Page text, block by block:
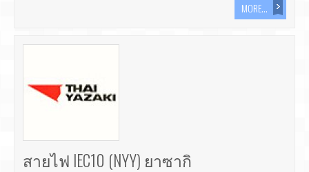
MORE...
สายไฟ IEC10 (NYY) ยาซากิ